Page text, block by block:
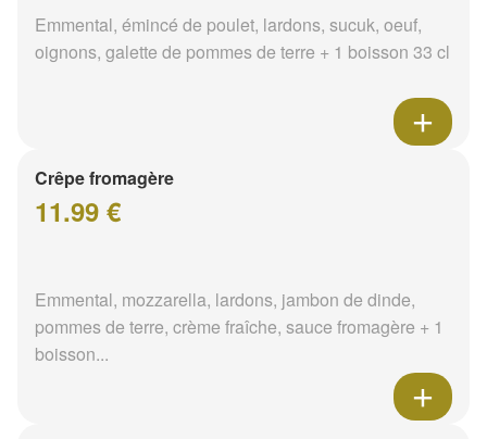
Emmental, émincé de poulet, lardons, sucuk, oeuf,
oignons, galette de pommes de terre + 1 boisson 33 cl
Crêpe fromagère
11.99 €
Emmental, mozzarella, lardons, jambon de dinde,
pommes de terre, crème fraîche, sauce fromagère + 1
boisson...